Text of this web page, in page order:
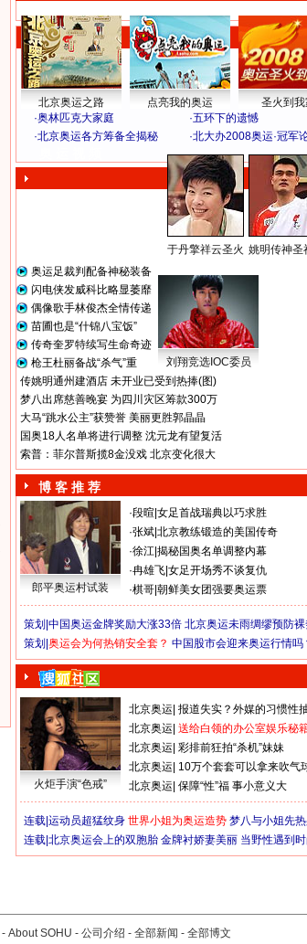
北京奥运之路 点亮我的奥运
圣火到我
·奥林匹克大家庭 ·五环下的遗憾
·北京奥运各方筹备全揭秘 ·北大办2008奥运·冠军
于丹擎祥云圣火 姚明传神圣
奥运足裁判配备神秘装备
闪电侠发威科比略显萎靡
偶像歌手林俊杰全情传递
苗圃也是“什锦八宝饭”
传奇奎罗特续写生命奇迹
枪王杜丽备战“杀气”重
刘翔竞选IOC委员
传姚明通州建酒店 未开业已受到热捧(图)
梦八出席慈善晚宴 为四川灾区筹款300万
大马“跳水公主”获赞誉 美丽更胜郭晶晶
国奥18人名单将进行调整 沈元龙有望复活
索普：菲尔普斯揽8金没戏 北京变化很大
博 客 推 荐
郎平奥运村试装
·段暄 女足首战瑞典以巧求胜
·张斌 北京教练锻造的美国传奇
·徐江 揭秘国奥名单调整内幕
·冉雄飞 女足开场秀不谈复仇
·棋哥 朝鲜美女团强要奥运票
策划| 中国奥运金牌奖励大涨33倍 北京奥运未雨绸缪预防裸
策划| 奥运会为何热销安全套？ 中国股市会迎来奥运行情吗
火炬手演“色戒”
北京奥运 报道失实？外媒的习惯性
北京奥运 送给白领的办公室娱乐秘
北京奥运 彩排前狂拍“杀机”妹妹
北京奥运 10万个套套可以拿来吹气
北京奥运 保障“性”福 事小意义大
连载| 运动员超猛纹身 世界小姐为奥运造势 梦八与小姐先
连载| 北京奥运会上的双胞胎 金牌衬娇妻美丽 当野性遇到
- About SOHU - 公司介绍 - 全部新闻 - 全部博文